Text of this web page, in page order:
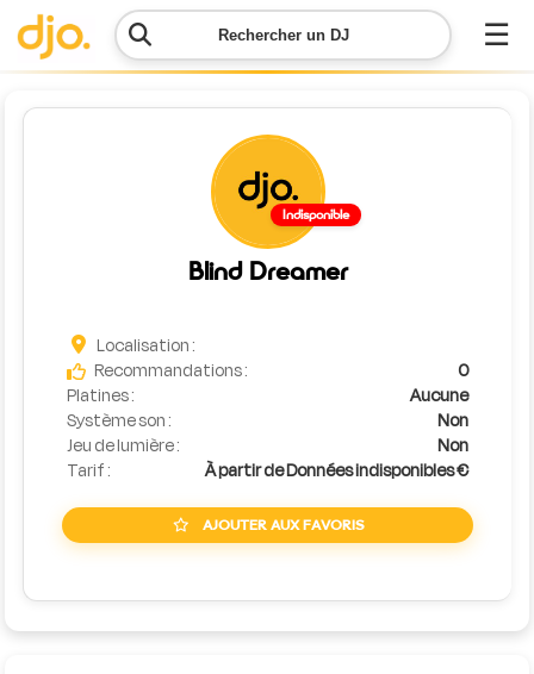
Rechercher un DJ ☰
Menu
demande
Simulateur
de prix
Indisponible
Blind Dreamer
Localisation :
Recommandations :
0
Platines :
Aucune
Système son :
Non
Jeu de lumière :
Non
Tarif :
À partir de Données indisponibles €
AJOUTER AUX FAVORIS